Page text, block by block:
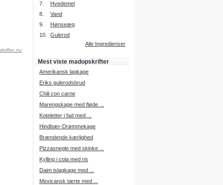
Intelligent søgning
Få foreslået opskrifter.
Prøv vores nye "Foreslå
Læs mere her.
Vi har nu oprettet et mad forum,
hvor i kan dele jeres erfaringer.
Log på med dine oplysninger fra
Madopskrifter.nu.
Gå til forum
7.
Hvedemel
8.
Vand
9.
Hønseæg
10.
Gulerod
Alle Ingredienser
Mest viste madopskrifter
Amerikansk lagkage
Eriks gulerodsbrud
Chili con carne
Marengskage med fløde ...
Koteletter i fad med ...
Hindbær-Drømmekage
Brændende kærlighed
Pizzasnegle med skinke ...
Kylling i cola med ris
Daim islagkage med ...
Mexicansk tærte med ...